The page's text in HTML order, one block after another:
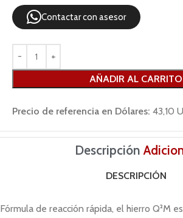
Contactar con asesor
AÑADIR AL CARRITO
Precio de referencia en Dólares: 43,10
Descripción
DESCRIPCIÓN
Fórmula de reacción rápida, el hierro Q²M